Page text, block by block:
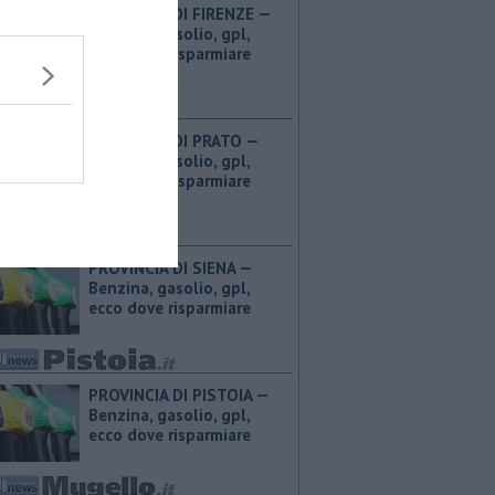
PROVINCIA DI FIRENZE — ​
Benzina, gasolio, gpl,
ecco dove risparmiare
PROVINCIA DI PRATO — ​
Benzina, gasolio, gpl,
ecco dove risparmiare
PROVINCIA DI SIENA — ​
Benzina, gasolio, gpl,
ecco dove risparmiare
PROVINCIA DI PISTOIA — ​
Benzina, gasolio, gpl,
ecco dove risparmiare